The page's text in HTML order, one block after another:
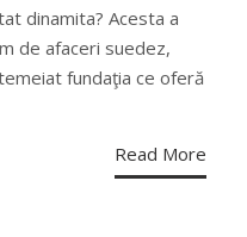
dinamita? Acesta a
de afaceri suedez,
fundaţia ce oferă
Read More